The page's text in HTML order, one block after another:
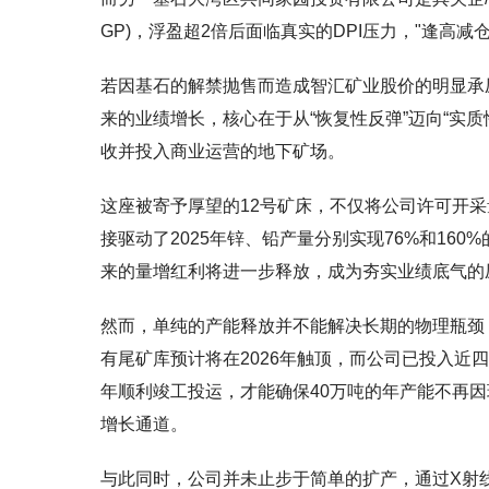
GP)，浮盈超2倍后面临真实的DPI压力，"逢高减
若因基石的解禁抛售而造成智汇矿业股价的明显
来的业绩增长，核心在于从“恢复性反弹”迈向“实
收并投入商业运营的地下矿场。
这座被寄予厚望的12号矿床，不仅将公司许可开
接驱动了2025年锌、铅产量分别实现76%和
来的量增红利将进一步释放，成为夯实业绩底气的
然而，单纯的产能释放并不能解决长期的物理瓶
有尾矿库预计将在2026年触顶，而公司已投入近
年顺利竣工投运，才能确保40万吨的年产能不再
增长通道。
与此同时，公司并未止步于简单的扩产，通过X